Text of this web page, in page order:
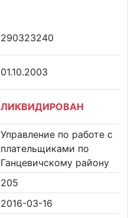
290323240
01.10.2003
ЛИКВИДИРОВАН
Управление по работе с
плательщиками по
Ганцевичскому району
205
2016-03-16